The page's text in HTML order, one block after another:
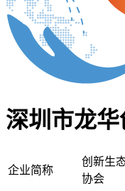
深圳市龙
企业简称
创新生
协会